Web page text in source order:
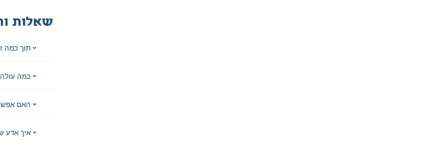
שאלות
תוך כמה
כמה
האם
איך אדע